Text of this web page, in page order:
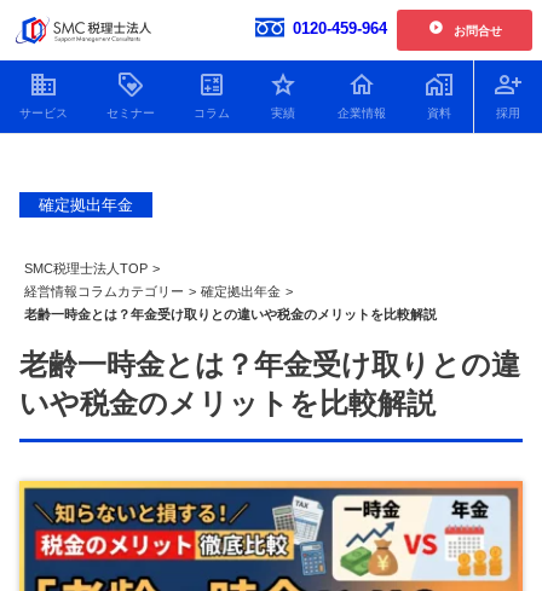
0120-459-964 お問合せ
顧問税理士をお探しの方
【2026年6.7.8.11月開催】企業型確定拠出年金導入セミナー
【2026年開催】日本一わかりやすい決算書活用セミナー
【2026年開催】中津川経営サロン 2025.11.25更新
開催中の複数回開催セミナー
【2026年12月開催】100年企業の経営者に学ぶ トップ対談セミナー
2026.07.21更新
【2026年開催 第2期】銀行対応基礎講座(全5回) 2026.07.08更新
【2026年開催】PAL共催：第3回日本一の決算書の読み方塾
2026.06.09更新
らけ！減らし方と注意点に
ついてわかりやすく解説！
2025.7.30
のメリット・デメリットと
返済以外の解消方法につい
て解説！
2025.7.30
の必要書
ポイント
2023.8.24
社員紹介
人財育成
プライバシーポリシー
特定商取引法
Youtube動画をまとめました
確定拠出年金
SMC税理士法人TOP >
経営情報コラムカテゴリー > 確定拠出年金 >
老齢一時金とは？年金受け取りとの違いや税金のメリットを比較解説
老齢一時金とは？年金受け取りとの違
いや税金のメリットを比較解説